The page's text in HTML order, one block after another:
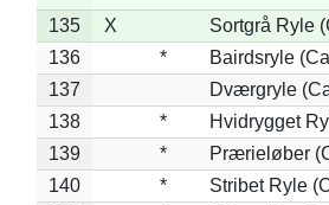
135 X
Sortgrå Ryle
136
*
Bairdsryle
137
Dværgryle
138
*
Hvidrygget
139
*
Prærieløber
140
*
Stribet Ryle